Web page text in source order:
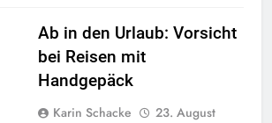
Ab in den Urlaub: Vorsicht
bei Reisen mit
Handgepäck
Karin Schacke
23. August